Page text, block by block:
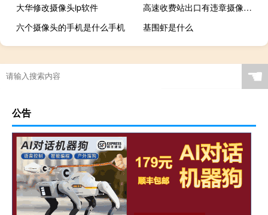
大华修改摄像头ip软件
高速收费站出口有违章摄像头吗
六个摄像头的手机是什么手机
基围虾是什么
☚
公告